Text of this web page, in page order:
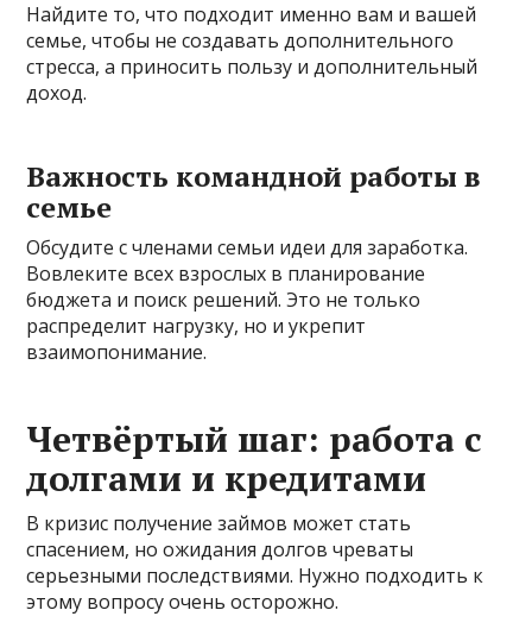
Найдите то, что подходит именно вам и вашей
семье, чтобы не создавать дополнительного
стресса, а приносить пользу и дополнительный
доход.
Важность командной работы в
семье
Обсудите с членами семьи идеи для заработка.
Вовлеките всех взрослых в планирование
бюджета и поиск решений. Это не только
распределит нагрузку, но и укрепит
взаимопонимание.
Четвёртый шаг: работа с
долгами и кредитами
В кризис получение займов может стать
спасением, но ожидания долгов чреваты
серьезными последствиями. Нужно подходить к
этому вопросу очень осторожно.